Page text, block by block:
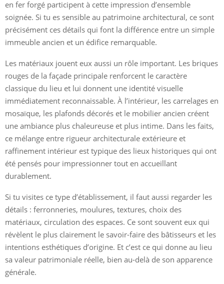
en fer forgé participent à cette impression d’ensemble
soignée. Si tu es sensible au patrimoine architectural, ce sont
précisément ces détails qui font la différence entre un simple
immeuble ancien et un édifice remarquable.
Les matériaux jouent eux aussi un rôle important. Les briques
rouges de la façade principale renforcent le caractère
classique du lieu et lui donnent une identité visuelle
immédiatement reconnaissable. À l’intérieur, les carrelages en
mosaïque, les plafonds décorés et le mobilier ancien créent
une ambiance plus chaleureuse et plus intime. Dans les faits,
ce mélange entre rigueur architecturale extérieure et
raffinement intérieur est typique des lieux historiques qui ont
été pensés pour impressionner tout en accueillant
durablement.
Si tu visites ce type d’établissement, il faut aussi regarder les
détails : ferronneries, moulures, textures, choix des
matériaux, circulation des espaces. Ce sont souvent eux qui
révèlent le plus clairement le savoir-faire des bâtisseurs et les
intentions esthétiques d’origine. Et c’est ce qui donne au lieu
sa valeur patrimoniale réelle, bien au-delà de son apparence
générale.